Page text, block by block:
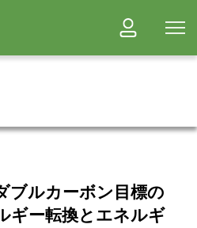
ブルカーボン目標の
ギー転換とエネルギ